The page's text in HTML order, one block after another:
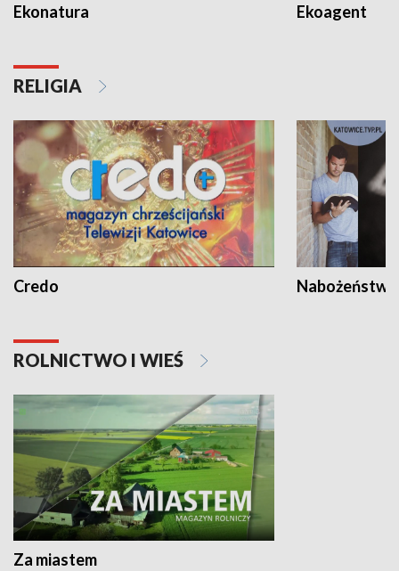
Ekonatura Ekoagent
RELIGIA
Credo
ROLNICTWO I WIEŚ
Za miastem